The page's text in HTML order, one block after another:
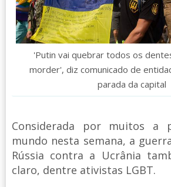
'Putin vai quebrar todos os
morder', diz comunicado de
parada da capital
Considerada por muitos a
mundo nesta semana, a
Rússia contra a Ucrânia
claro, dentre ativistas LGBT.